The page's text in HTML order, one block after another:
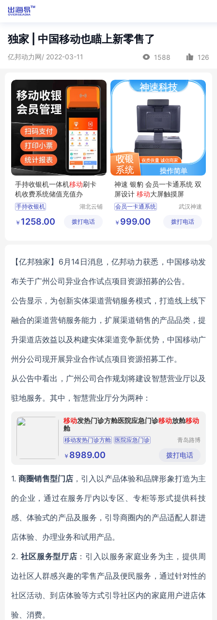
独家 | 中国移动也瞄上新零售了
亿邦动力网/ 2022-03-11 1588 126
手持收银机一体机移动刷卡
机收费系统储值充值办
手持收银机
收费系统
湖北云铺
有限公司
￥ 1258.00 拨打电话
神速 银豹 会员一卡通系统 双
屏设计 移动大屏触摸屏
会员一卡通系统
生鲜店收银系统
武汉神速
公司
￥ 999.00 拨打电话
【亿邦独家】6月14日消息，亿邦动力获悉，中国移动发
布关于广州公司异业合作试点项目资源招募的公告。
公告显示，为创新实体渠道营销服务模式，打造线上线下
融合的渠道营销服务能力，扩展渠道销售的产品品类，提
升渠道店效益以及构建实体渠道竞争新优势，中国移动广
州分公司现开展异业合作试点项目资源招募工作。
从公告中看出，广州公司合作规划将建设智慧营业厅以及
驻地服务。其中，智慧营业厅分为两种：
移动发热门诊方舱医院应急门诊移动放舱移动
舱
移动发热门诊方舱 医院应急门诊
移动放舱
移动舱
青岛路博
科技有限
公司
￥ 8989.00 拨打电话
1.商圈销售型门店 ，引入以产品体验和品牌形象打造为主
的企业，通过在服务厅内以专区、专柜等形式提供科技
感、体验式的产品及服务，引导商圈内的产品适配人群进
店体验、办理业务和试用产品。
2. 社区服务型厅店 ：引入以服务家庭业务为主，提供周
边社区人群感兴趣的零售产品及便民服务，通过针对性的
社区活动、到店体验等方式引导社区内的家庭用户进店体
验、消费。